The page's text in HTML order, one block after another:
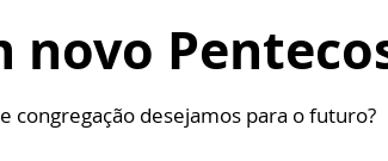
novo
congregação desejamos para o futuro?